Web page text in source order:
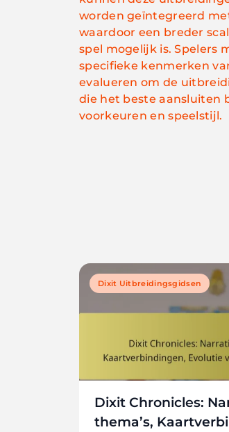
worden geïntegreerd
waardoor een breder
spel mogelijk is. Spelers
specifieke kenmerken
evalueren om de
die het beste aansluiten
voorkeuren en speelstijl.
Dixit Uitbreidingsgidsen
Dixit Chronicles:
thema’s,